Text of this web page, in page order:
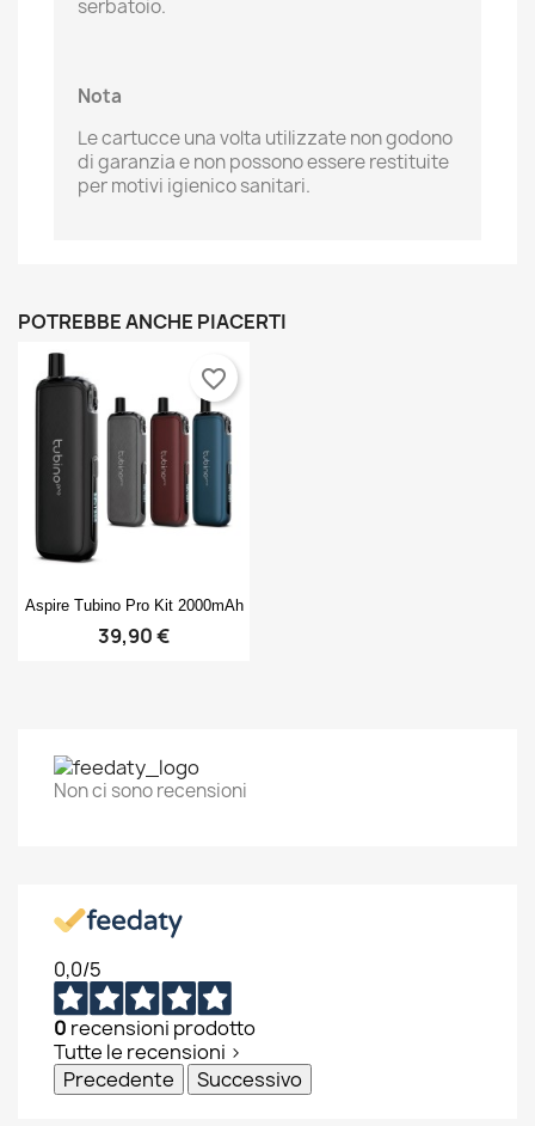
serbatoio.
Nota
Le cartucce una volta utilizzate non godono
di garanzia e non possono essere restituite
per motivi igienico sanitari.
POTREBBE ANCHE PIACERTI
Anteprima
Aspire Tubino Pro Kit 2000mAh
39,90 €
favorite_border
Non ci sono recensioni
0,0/5
0 recensioni prodotto
Tutte le recensioni >
Precedente
Successivo